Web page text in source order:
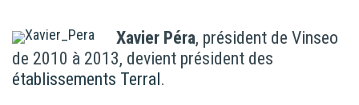
Xavier Péra, président de Vinseo
de 2010 à 2013, devient président des
établissements Terral.